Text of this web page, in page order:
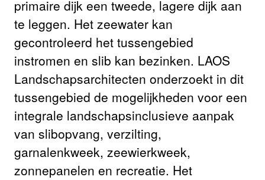
primaire dijk een tweede, lagere dijk aan
te leggen. Het zeewater kan
gecontroleerd het tussengebied
instromen en slib kan bezinken. LAOS
Landschapsarchitecten onderzoekt in dit
tussengebied de mogelijkheden voor een
integrale landschapsinclusieve aanpak
van slibopvang, verzilting,
garnalenkweek, zeewierkweek,
zonnepanelen en recreatie. Het